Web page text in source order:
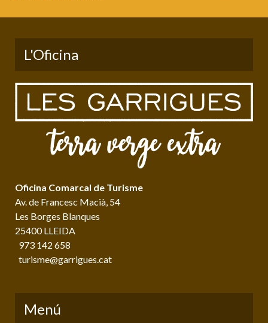
L'Oficina
Oficina Comarcal de Turisme
Av. de Francesc Macià, 54
Les Borges Blanques
25400 LLEIDA
973 142 658
turisme@garrigues.cat
Menú